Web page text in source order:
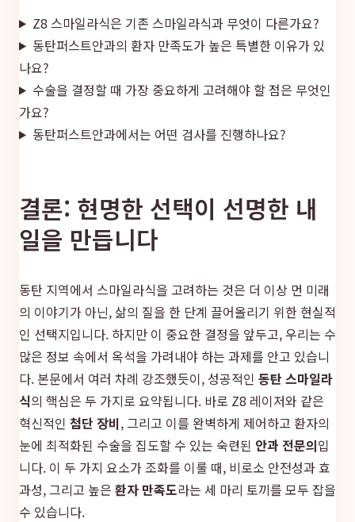
Z8 스마일라식은 기존 스마일라식과 무엇이 다른가요?
동탄퍼스트안과의 환자 만족도가 높은 특별한 이유가 있
나요?
수술을 결정할 때 가장 중요하게 고려해야 할 점은 무엇인
가요?
동탄퍼스트안과에서는 어떤 검사를 진행하나요?
결론: 현명한 선택이 선명한 내
일을 만듭니다
동탄 지역에서 스마일라식을 고려하는 것은 더 이상 먼 미래
의 이야기가 아닌, 삶의 질을 한 단계 끌어올리기 위한 현실적
인 선택지입니다. 하지만 이 중요한 결정을 앞두고, 우리는 수
많은 정보 속에서 옥석을 가려내야 하는 과제를 안고 있습니
다. 본문에서 여러 차례 강조했듯이, 성공적인 동탄 스마일라
식의 핵심은 두 가지로 요약됩니다. 바로 Z8 레이저와 같은
혁신적인 첨단 장비, 그리고 이를 완벽하게 제어하고 환자의
눈에 최적화된 수술을 집도할 수 있는 숙련된 안과 전문의입
니다. 이 두 가지 요소가 조화를 이룰 때, 비로소 안전성과 효
과성, 그리고 높은 환자 만족도라는 세 마리 토끼를 모두 잡을
수 있습니다.